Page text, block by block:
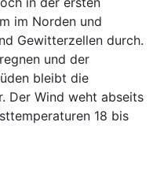
im Norden und
Gewitterzellen durch.
und der
bleibt die
Der Wind weht abseits
18 bis